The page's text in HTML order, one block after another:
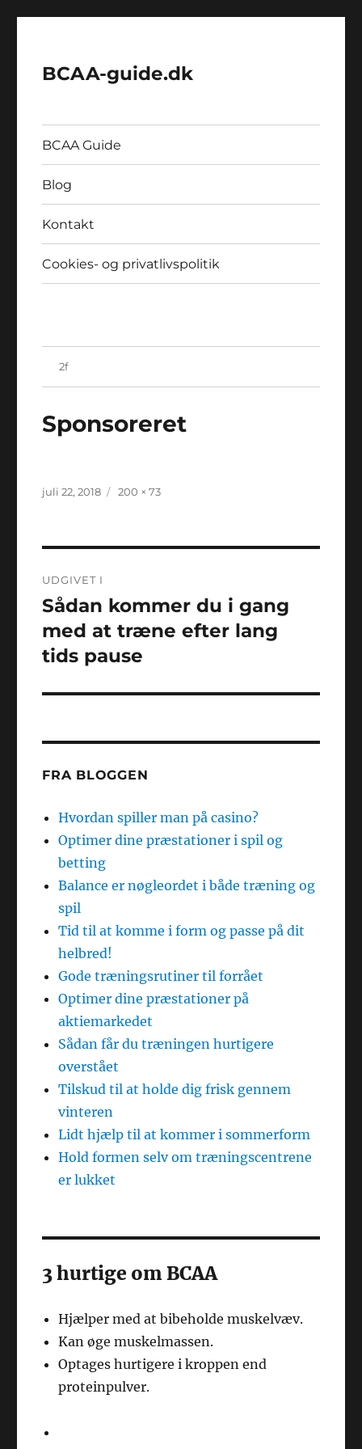
BCAA-guide.dk
BCAA Guide
Blog
Kontakt
Cookies- og privatlivspolitik
Sponsoreret
Udgivet
juli 22, 2018
Faktisk
200 × 73
UDGIVET I
Sådan kommer du i gang
med at træne efter lang
tids pause
FRA BLOGGEN
Hvordan spiller man på casino?
Optimer dine præstationer i spil og
betting
Balance er nøgleordet i både træning og
spil
Tid til at komme i form og passe på dit
helbred!
Gode træningsrutiner til forrået
Optimer dine præstationer på
aktiemarkedet
Sådan får du træningen hurtigere
overstået
Tilskud til at holde dig frisk gennem
vinteren
Lidt hjælp til at kommer i sommerform
Hold formen selv om træningscentrene
er lukket
3 hurtige om BCAA
Hjælper med at bibeholde muskelvæv.
Kan øge muskelmassen.
Optages hurtigere i kroppen end
proteinpulver.